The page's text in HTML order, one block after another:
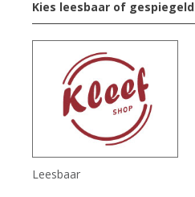
Kies leesbaar of gespiegeld
Leesbaar